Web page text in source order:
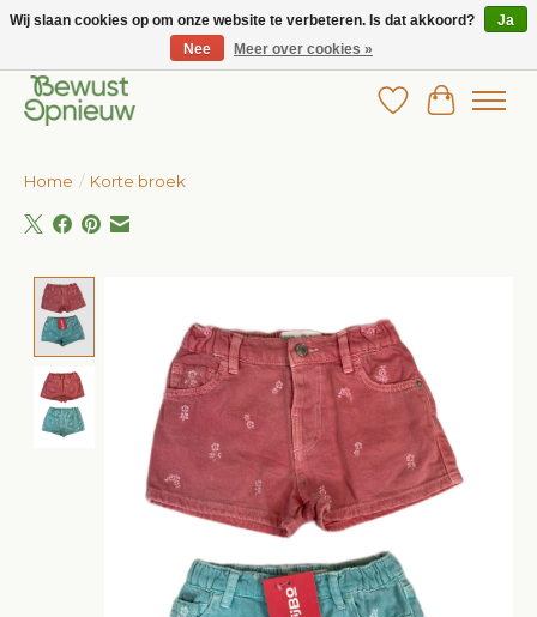
Wij bieden het grootste aanbod in betaalbare kinderkleding!
Verlanglijst
Home / Korte broek
Wij slaan cookies op om onze website te verbeteren. Is dat akkoord?
Ja
Nee
Meer over cookies »